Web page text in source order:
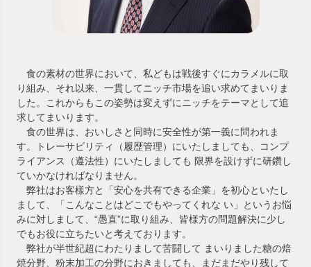
食の素材の世界において、私どもは戦後すぐにカラメルに取
り組み、それ以来、一貫してニッチ市場を追い求めてまいりま
した。これからもこの姿勢は変えずにニッチをテーマとして追
求してまいります。
食の世界は、おいしさと同時に安全性が第一義に問われま
す。トレーサビリティ（履歴管理）にいたしましても、コンプ
ライアンス（遵法性）にいたしましても 限界を設けずに研鑽し
ていかなければなりません。
弊社はお客樣方と「安心を共有できる企業」を初心といたし
まして、「こんなことはどこでもやってくれな い」というお悩
みに対しまして、“愚直”に取り組み、皆様方の問題解決に少し
でもお役に立ちたいと考えております。
弊社が半世紀超にわたりまして苦闘して まいりました糖の焙
焼分野、粉末加工の分野におきましても、まだまだやり残して